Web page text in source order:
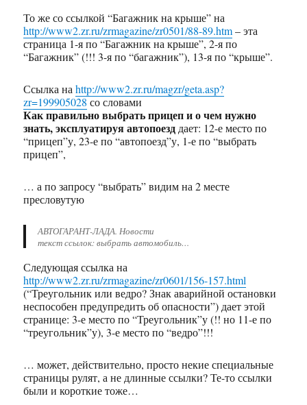
То же со ссылкой “Багажник на крыше” на
http://www2.zr.ru/zrmagazine/zr0501/88-89.htm– эта
страница 1-я по “Багажник на крыше”, 2-я по
“Багажник” (!!! 3-я по “багажник”), 13-я по “крыше”.
Ссылка наhttp://www2.zr.ru/magzr/geta.asp?
zr=199905028со словами
Как правильно выбрать прицеп и о чем нужно
знать, эксплуатируя автопоезд дает: 12-е место по
“прицеп”у, 23-е по “автопоезд”у, 1-е по “выбрать
прицеп”,
… а по запросу “выбрать” видим на 2 месте
пресловутую
АВТОГАРАНТ-ЛАДА. Новости
текст ссылок: выбрать автомобиль…
Следующая ссылка на
http://www2.zr.ru/zrmagazine/zr0601/156-157.html
(“Треугольник или ведро? Знак аварийной остановки
неспособен предупредить об опасности”) дает этой
странице: 3-е место по “Треугольник”у (!! но 11-е по
“треугольник”у), 3-е место по “ведро”!!!
… может, действительно, просто некие специальные
страницы рулят, а не длинные ссылки? Те-то ссылки
были и короткие тоже…